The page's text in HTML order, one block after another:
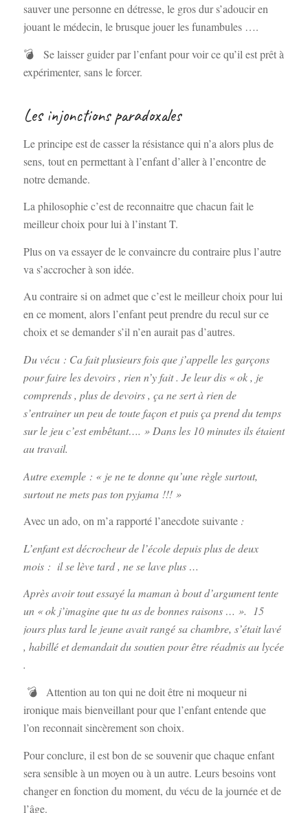
sauver une personne en détresse, le gros dur s’adoucir en
jouant le médecin, le brusque jouer les funambules ….
💣 Se laisser guider par l’enfant pour voir ce qu’il est prêt à
expérimenter, sans le forcer.
Les injonctions paradoxales
Le principe est de casser la résistance qui n’a alors plus de
sens, tout en permettant à l’enfant d’aller à l’encontre de
notre demande.
La philosophie c’est de reconnaitre que chacun fait le
meilleur choix pour lui à l’instant T.
Plus on va essayer de le convaincre du contraire plus l’autre
va s’accrocher à son idée.
Au contraire si on admet que c’est le meilleur choix pour lui
en ce moment, alors l’enfant peut prendre du recul sur ce
choix et se demander s’il n’en aurait pas d’autres.
Du vécu : Ca fait plusieurs fois que j’appelle les garçons
pour faire les devoirs , rien n’y fait . Je leur dis « ok , je
comprends , plus de devoirs , ça ne sert à rien de
s’entrainer un peu de toute façon et puis ça prend du temps
sur le jeu c’est embêtant…. » Dans les 10 minutes ils étaient
au travail.
Autre exemple : « je ne te donne qu’une règle surtout,
surtout ne mets pas ton pyjama !!! »
Avec un ado, on m’a rapporté l’anecdote suivante:
L’enfant est décrocheur de l’école depuis plus de deux
mois : il se lève tard , ne se lave plus …
Après avoir tout essayé la maman à bout d’argument tente
un « ok j’imagine que tu as de bonnes raisons … ». 15
jours plus tard le jeune avait rangé sa chambre, s’était lavé
, habillé et demandait du soutien pour être réadmis au lycée
.
💣 Attention au ton qui ne doit être ni moqueur ni
ironique mais bienveillant pour que l’enfant entende que
l’on reconnait sincèrement son choix.
Pour conclure, il est bon de se souvenir que chaque enfant
sera sensible à un moyen ou à un autre. Leurs besoins vont
changer en fonction du moment, du vécu de la journée et de
l’âge.